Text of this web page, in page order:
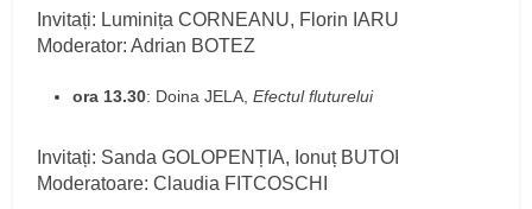
Invitați: Luminița CORNEANU, Florin IARU
Moderator: Adrian BOTEZ
ora 13.30: Doina JELA,Efectul fluturelui
Invitați: Sanda GOLOPENȚIA, Ionuț BUTOI
Moderatoare: Claudia FITCOSCHI